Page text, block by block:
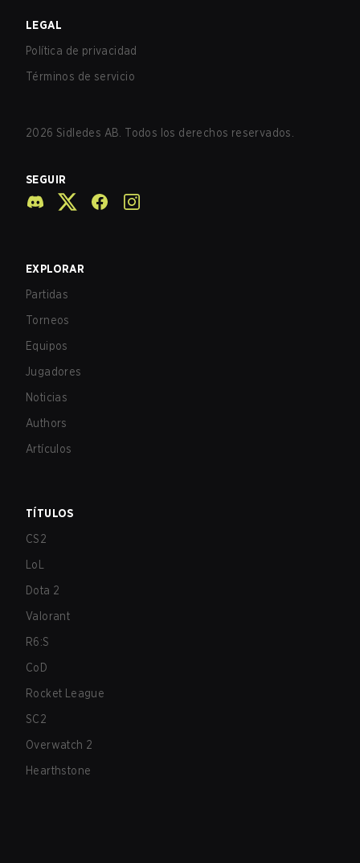
LEGAL
Política de privacidad
Términos de servicio
2026 Sidledes AB. Todos los derechos reservados.
SEGUIR
EXPLORAR
Partidas
Torneos
Equipos
Jugadores
Noticias
Authors
Artículos
TÍTULOS
CS2
LoL
Dota 2
Valorant
R6:S
CoD
Rocket League
SC2
Overwatch 2
Hearthstone